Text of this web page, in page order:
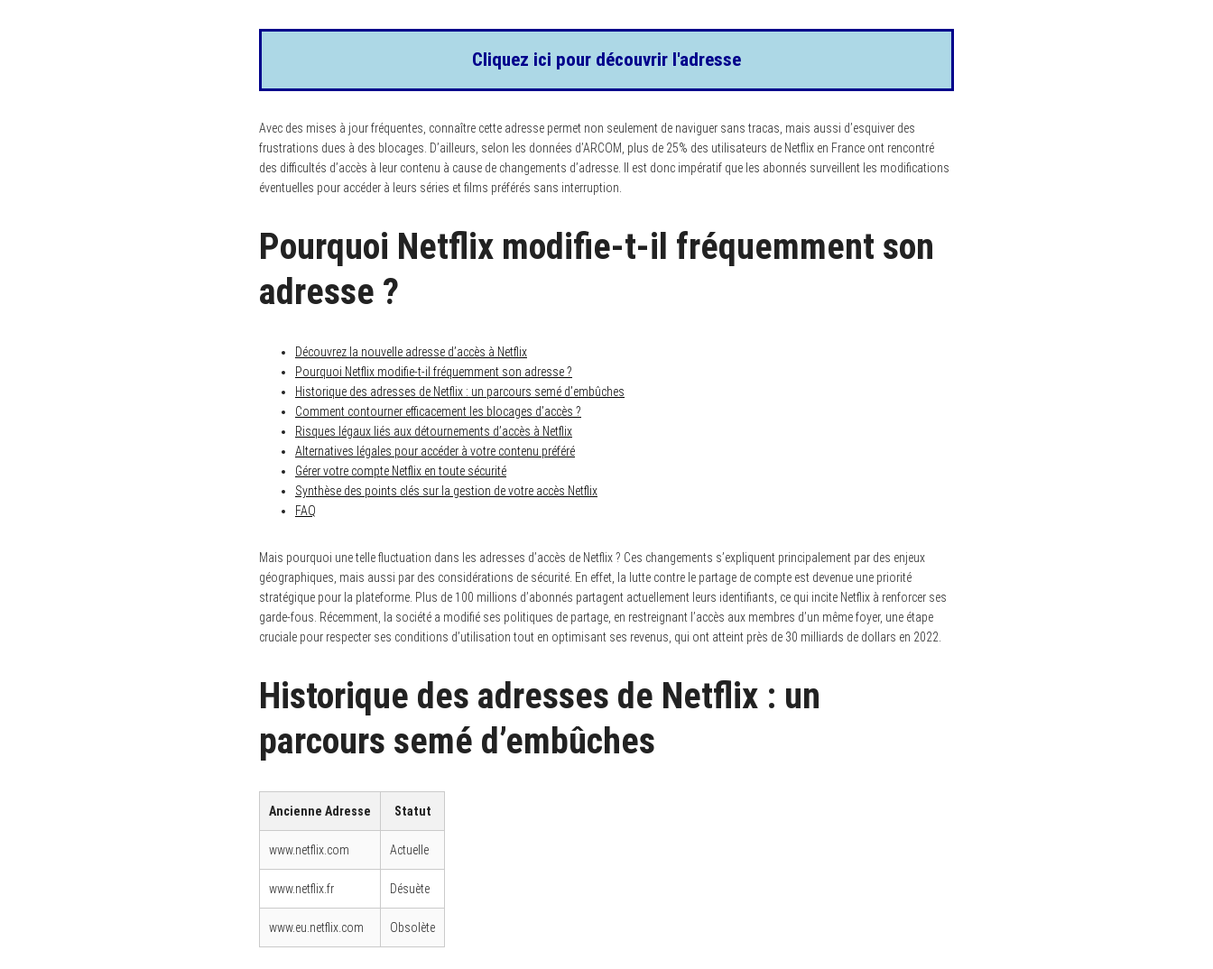
Cliquez ici pour découvrir l'adresse
Avec des mises à jour fréquentes, connaître cette adresse permet non seulement de naviguer sans tracas, mais aussi d’esquiver des
frustrations dues à des blocages. D’ailleurs, selon les données d’ARCOM, plus de 25% des utilisateurs de Netflix en France ont rencontré
des difficultés d’accès à leur contenu à cause de changements d’adresse. Il est donc impératif que les abonnés surveillent les modifications
éventuelles pour accéder à leurs séries et films préférés sans interruption.
Pourquoi Netflix modifie-t-il fréquemment son
adresse ?
Découvrez la nouvelle adresse d’accès à Netflix
Pourquoi Netflix modifie-t-il fréquemment son adresse ?
Historique des adresses de Netflix : un parcours semé d’embûches
Comment contourner efficacement les blocages d’accès ?
Risques légaux liés aux détournements d’accès à Netflix
Alternatives légales pour accéder à votre contenu préféré
Gérer votre compte Netflix en toute sécurité
Synthèse des points clés sur la gestion de votre accès Netflix
FAQ
Mais pourquoi une telle fluctuation dans les adresses d’accès de Netflix ? Ces changements s’expliquent principalement par des enjeux
géographiques, mais aussi par des considérations de sécurité. En effet, la lutte contre le partage de compte est devenue une priorité
stratégique pour la plateforme. Plus de 100 millions d’abonnés partagent actuellement leurs identifiants, ce qui incite Netflix à renforcer ses
garde-fous. Récemment, la société a modifié ses politiques de partage, en restreignant l’accès aux membres d’un même foyer, une étape
cruciale pour respecter ses conditions d’utilisation tout en optimisant ses revenus, qui ont atteint près de 30 milliards de dollars en 2022.
Historique des adresses de Netflix : un
parcours semé d’embûches
Ancienne Adresse Statut
www.netflix.com Actuelle
www.netflix.fr Désuète
www.eu.netflix.com Obsolète